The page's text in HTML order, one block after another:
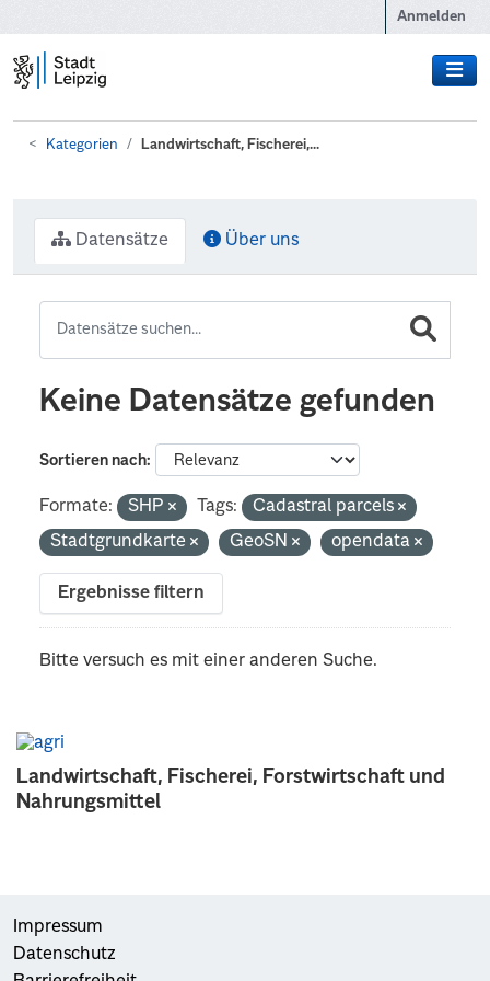
Anmelden
Kategorien Landwirtschaft, Fischerei,...
Landwirtschaft, Fischerei, Forstwirtschaft und
Nahrungsmittel
Datensätze Über uns
Keine Datensätze gefunden
Sortieren nach
Formate: SHP Tags:
Cadastral parcels
Stadtgrundkarte
GeoSN opendata
Ergebnisse filtern
Bitte versuch es mit einer anderen Suche.
Impressum
Datenschutz